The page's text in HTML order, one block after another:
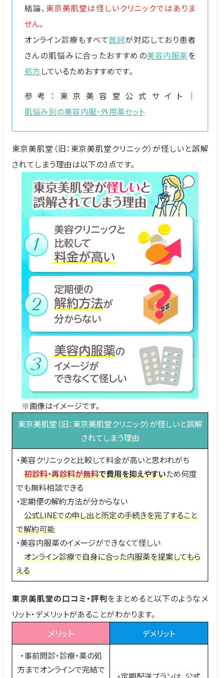
結論、東京美肌堂は怪しいクリニックではありま
せん。
オンライン診療もすべて医師が対応しており患者
さんの肌悩みに合ったおすすめの美容内服薬を
処方しているためおすすめです。
参考：東京美容堂公式サイト｜
肌悩み別の美容内服・外用薬セット
東京美肌堂（旧：東京美肌堂クリニック）が怪しいと誤解
されてしまう理由は以下の3点です。
※画像はイメージです。
東京美肌堂（旧：東京美肌堂クリニック）が怪しいと誤解
されてしまう理由
・美容クリニックと比較して料金が高いと思われがち
初診料・再診料が無料で費用を抑えやすいため何度
でも無料相談できる
・定期便の解約方法が分からない
公式LINEでの申し出と所定の手続きを完了すること
で解約可能
・美容内服薬のイメージができなくて怪しい
オンライン診療で自身に合った内服薬を提案してもら
える
東京美肌堂の口コミ・評判をまとめると以下のようなメ
リット・デメリットがあることがわかります。
メリット
デメリット
・事前問診・診療・薬の処
方までオンラインで完結で